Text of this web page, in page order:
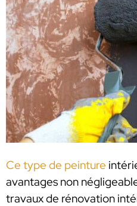
Ce type de peinture
avantages non
travaux de rénovation